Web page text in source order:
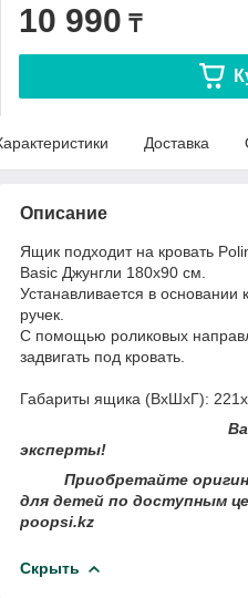
10 990 ₸
Доставка
Описание
Ящик подходит на кровать
Basic Джунгли 180х90 см.
Устанавливается в
ручек.
С помощью роликовых
задвигать под кровать.
Габариты ящика (ВхШхГ):
Ваши дети -
эксперты!
Приобретайте
для детей по доступным
poopsi.kz
Скрыть